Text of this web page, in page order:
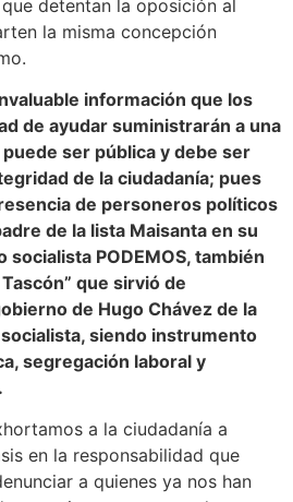
detentan la oposición al
la misma concepción
información que los
de ayudar suministrarán a una
ser pública y debe ser
de la ciudadanía; pues
de personeros políticos
de la lista Maisanta en su
socialista PODEMOS, también
que sirvió de
de Hugo Chávez de la
siendo instrumento
segregación laboral y
a la ciudadanía a
en la responsabilidad que
a quienes ya nos han